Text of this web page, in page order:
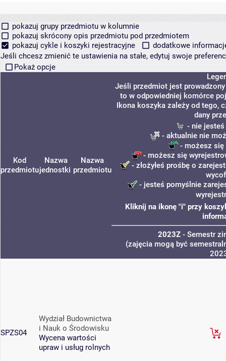
pokazuj grupy przedmiotu w kolumnie
pokazuj skrócony opis przedmiotu pod przedmiotem
pokazuj cykle i koszyki rejestracyjne
dodatkowe
Jeśli chcesz zmienić te ustawienia na stałe, edytuj swoje
Pokaż opcje
Kod
przedmiotu
Nazwa
jednostki
Nazwa
przedmiotu
Jeśli przedmiot jest
to w odpowiedniej komórce
Ikona koszyka zależy od tego,
dany
- nie
- aktualnie nie
- możesz
- możesz się
- złożyłeś prośbę o
- jesteś pomyślnie
Kliknij na ikonę "i" przy
2023Z- Semestr
(zajęcia mogą być
SPZS04
Wydział Budownictwa
i Nauk o Środowisku
Wycena wartości
upraw i usług rolnych